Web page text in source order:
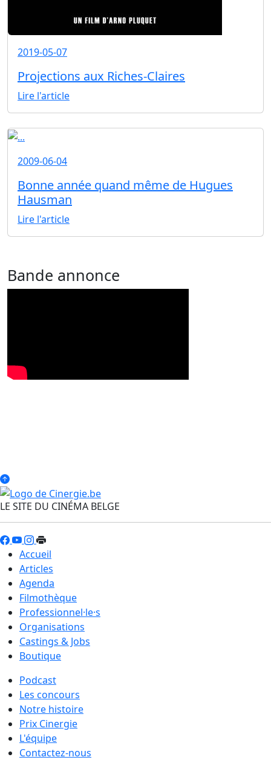
2019-05-07
Projections aux Riches-Claires
Lire l'article
2009-06-04
Bonne année quand même de Hugues
Hausman
Lire l'article
Bande annonce
LE SITE DU CINÉMA BELGE
Accueil
Articles
Agenda
Filmothèque
Professionnel·le·s
Organisations
Castings & Jobs
Boutique
Podcast
Les concours
Notre histoire
Prix Cinergie
L'équipe
Contactez-nous